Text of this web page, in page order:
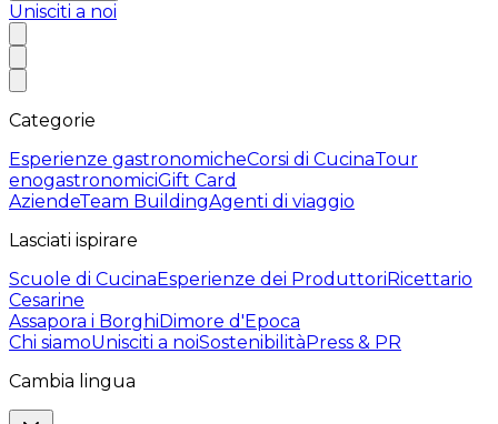
Unisciti a noi
Categorie
Esperienze gastronomicheCorsi di CucinaTour
enogastronomiciGift Card
AziendeTeam BuildingAgenti di viaggio
Lasciati ispirare
Scuole di CucinaEsperienze dei ProduttoriRicettario
Cesarine
Assapora i BorghiDimore d'Epoca
Chi siamoUnisciti a noiSostenibilitàPress & PR
Cambia lingua